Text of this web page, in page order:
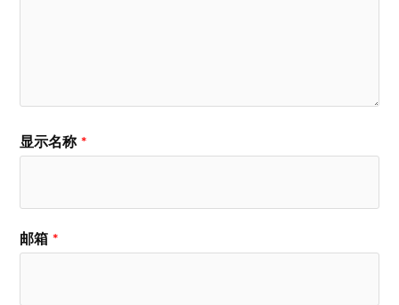
显示名称 *
邮箱 *